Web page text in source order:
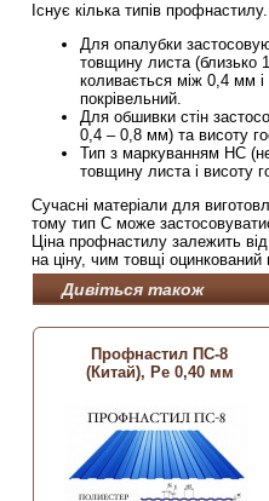
Існує кілька типів
Для опалубки
товщину листа (близько
коливається між 0,4 мм
покрівельний.
Для обшивки стін
0,4 – 0,8 мм) та висоту
Тип з маркуванням НС
товщину листа і висоту
Сучасні матеріали для
тому тип С може
Ціна профнастилу залежить
на ціну, чим товщі
Дивіться також
Профнастил ПС-8
(Китай), Ре 0,40 мм